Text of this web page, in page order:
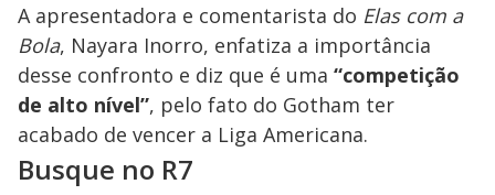
A apresentadora e comentarista do Elas com a
Bola, Nayara Inorro, enfatiza a importância
desse confronto e diz que é uma “competição
de alto nível”, pelo fato do Gotham ter
acabado de vencer a Liga Americana.
Busque no R7